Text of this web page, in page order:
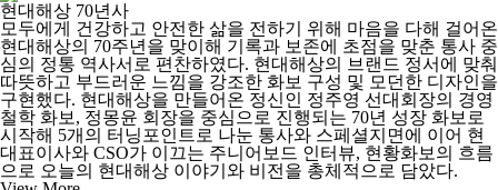
현대해상 70년사
모두에게 건강하고 안전한 삶을 전하기 위해 마음을 다해 걸어온
현대해상의 70주년을 맞이해 기록과 보존에 초점을 맞춘 통사 중
심의 정통 역사서로 편찬하였다. 현대해상의 브랜드 정서에 맞춰
따뜻하고 부드러운 느낌을 강조한 화보 구성 및 모던한 디자인을
구현했다. 현대해상을 만들어온 정신인 정주영 선대회장의 경영
철학 화보, 정몽윤 회장을 중심으로 진행되는 70년 성장 화보로
시작해 5개의 터닝포인트로 나눈 통사와 스페셜지면에 이어 현
대표이사와 CSO가 이끄는 주니어보드 인터뷰, 현황화보의 흐름
으로 오늘의 현대해상 이야기와 비전을 총체적으로 담았다.